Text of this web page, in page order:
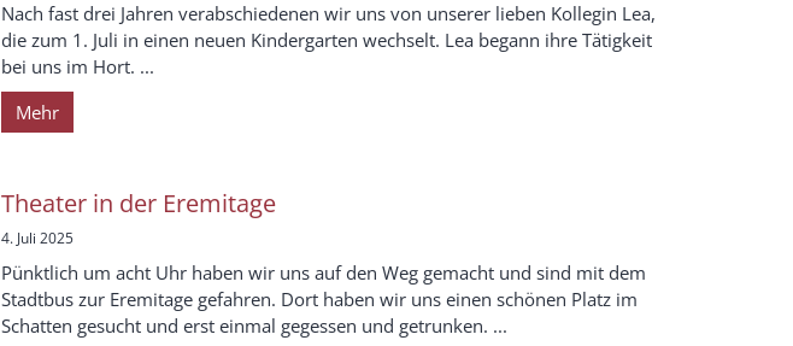
Nach fast drei Jahren verabschiedenen wir uns von unserer lieben Kollegin Lea,
die zum 1. Juli in einen neuen Kindergarten wechselt. Lea begann ihre Tätigkeit
bei uns im Hort. ...
Mehr
Theater in der Eremitage
4. Juli 2025
Pünktlich um acht Uhr haben wir uns auf den Weg gemacht und sind mit dem
Stadtbus zur Eremitage gefahren. Dort haben wir uns einen schönen Platz im
Schatten gesucht und erst einmal gegessen und getrunken. ...